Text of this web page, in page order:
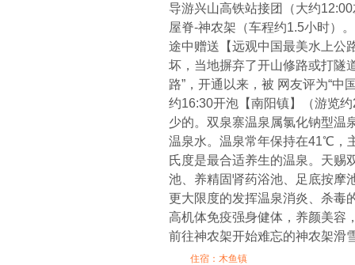
导游兴山高铁站接团（大约
屋脊-神农架（车程约1.5小时）。
途中赠送【远观中国最美水上公
坏，当地摒弃了开山修路或打隧
路”，开通以来，被 网友评为“中
约16:30开泡【南阳镇】（游览
少的。双泉寨温泉属氯化钠型温
温泉水。温泉常年保持在41℃，
氏度是最合适养生的温泉。天赐
池、养精固肾药浴池、足底按摩
更大限度的发挥温泉消炎、杀毒
高机体免疫强身健体，养颜美容
前往神农架开始难忘的神农架滑
住宿：木鱼镇